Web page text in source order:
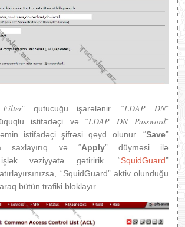
” qutucuğu işarələnir. “LDAP DN”
istifadəçi və “LDAP DN Password”
istifadəçi şifrəsi qeyd olunur. “Save”
saxlayırıq və “Apply” düyməsi ilə
vəziyyətə gətiririk. “SquidGuard”
“SquidGuard” aktiv olunduğu
bütün trafiki bloklayır.